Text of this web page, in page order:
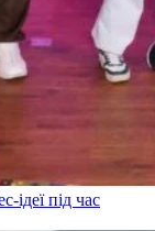
ідеї під час